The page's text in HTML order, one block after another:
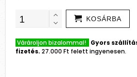
KOSÁRBA
Várároljon bizalommal! Gyors
fizetés. 27.000 Ft felett ingyenesen.